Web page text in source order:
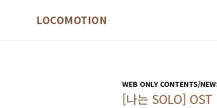
LOCOMOTION
WEB ONLY CONTENTS/
[나는 SOLO]